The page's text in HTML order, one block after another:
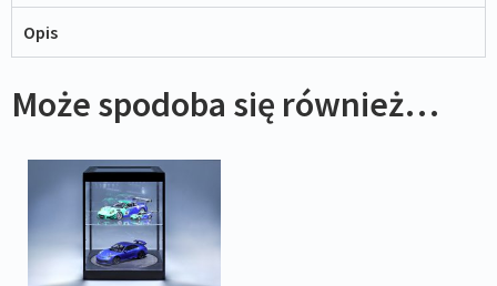
Opis
Może spodoba się również…